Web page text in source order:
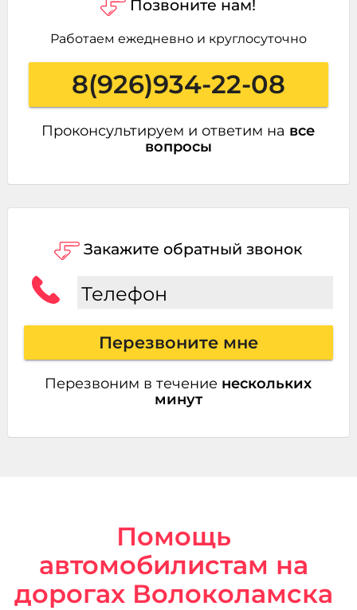
Позвоните нам!
Работаем ежедневно и круглосуточно
8(926)934-22-08
Проконсультируем и ответим на все
вопросы
Закажите обратный звонок
Телефон
Перезвоните мне
Перезвоним в течение нескольких
минут
Помощь
автомобилистам на
дорогах Волоколамска